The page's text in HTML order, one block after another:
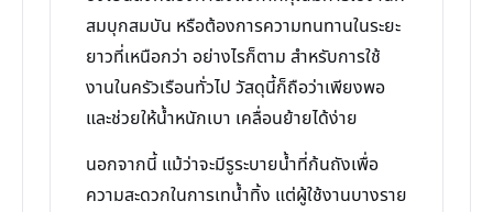
สมบุกสมบัน หรือต้องการความทนทานในระยะ
ยาวที่เหนือกว่า อย่างไรก็ตาม สำหรับการใช้
งานในครัวเรือนทั่วไป วัสดุนี้ก็ถือว่าเพียงพอ
และช่วยให้น้ำหนักเบา เคลื่อนย้ายได้ง่าย
นอกจากนี้ แม้ว่าจะมีรูระบายน้ำที่ก้นถังเพื่อ
ความสะดวกในการเทน้ำทิ้ง แต่ผู้ใช้งานบางราย